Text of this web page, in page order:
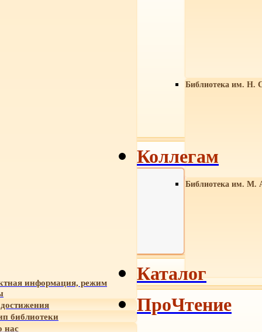
Библиотека им. Н.
Библиотека им. М.
информация, режим
библиотеки
нас
Коллегам
Каталог
ПроЧтение